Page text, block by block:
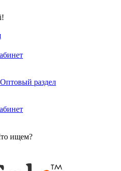
Оптовый раздел
ищем?